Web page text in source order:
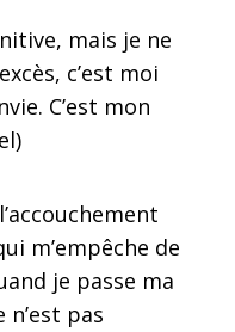
mais je ne
c’est moi
C’est mon
m’empêche de
je passe ma
pas